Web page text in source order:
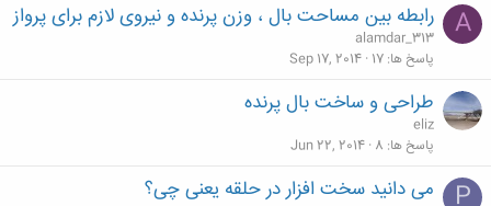
A رابطه بین مساحت بال ، وزن پرنده و نیروی لازم برای پرواز
alamdar_313
پاسخ ها 17
Sep 17, 2014
طراحی و ساخت بال پرنده
eliz
پاسخ ها 8
Jun 22, 2014
P می دانید سخت افزار در حلقه یعنی چی؟